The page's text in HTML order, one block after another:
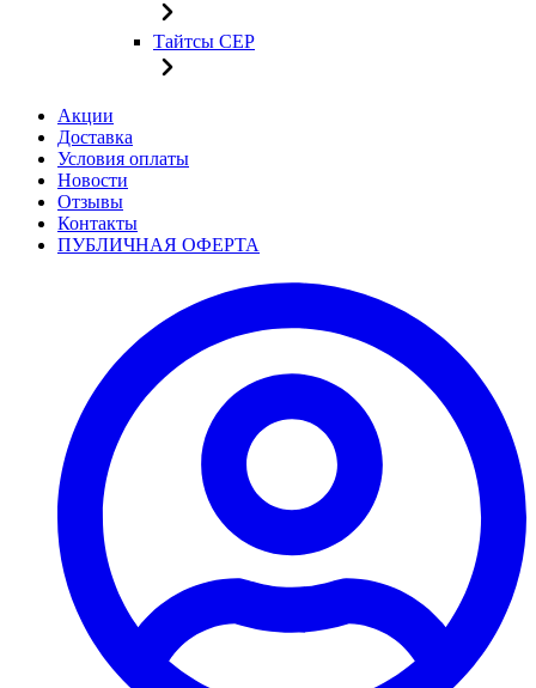
Тайтсы CEP
Акции
Доставка
Условия оплаты
Новости
Отзывы
Контакты
ПУБЛИЧНАЯ ОФЕРТА